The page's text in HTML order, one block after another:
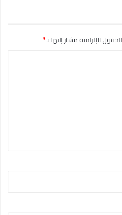
الحقول الإلزامية مشار إليها بـ*